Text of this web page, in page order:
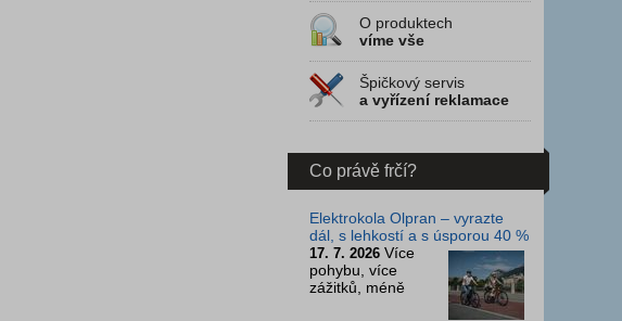
O produktech
víme vše
Špičkový servis
a vyřízení reklamace
Co právě frčí?
Elektrokola Olpran – vyrazte
dál, s lehkostí a s úsporou 40 %
17. 7. 2026 Více
pohybu, více
zážitků, méně